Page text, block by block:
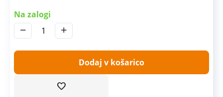
Na zalogi
+
−
Dodaj v košarico